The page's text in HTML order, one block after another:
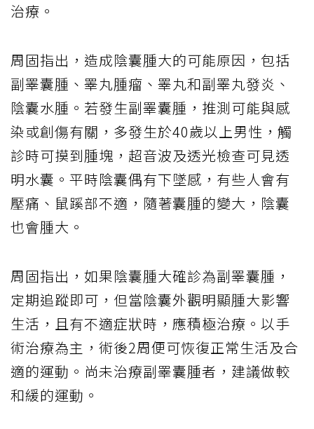
治療。
周固指出，造成陰囊腫大的可能原因，包括
副睪囊腫、睪丸腫瘤、睪丸和副睪丸發炎、
陰囊水腫。若發生副睪囊腫，推測可能與感
染或創傷有關，多發生於40歲以上男性，觸
診時可摸到腫塊，超音波及透光檢查可見透
明水囊。平時陰囊偶有下墜感，有些人會有
壓痛、鼠蹊部不適，隨著囊腫的變大，陰囊
也會腫大。
周固指出，如果陰囊腫大確診為副睪囊腫，
定期追蹤即可，但當陰囊外觀明顯腫大影響
生活，且有不適症狀時，應積極治療。以手
術治療為主，術後2周便可恢復正常生活及合
適的運動。尚未治療副睪囊腫者，建議做較
和緩的運動。